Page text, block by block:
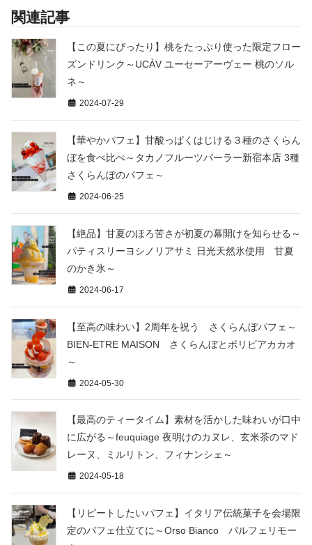
関連記事
【この夏にぴったり】桃をたっぷり使った限定フロー
ズンドリンク～UCÀV ユーセーアーヴェー 桃のソル
ネ～
2024-07-29
【華やかパフェ】甘酸っぱくはじける３種のさくらん
ぼを食べ比べ～タカノフルーツパーラー新宿本店 3種
さくらんぼのパフェ～
2024-06-25
【絶品】甘夏のほろ苦さが初夏の幕開けを知らせる～
パティスリーヨシノリアサミ 日光天然氷使用 甘夏
のかき氷～
2024-06-17
【至高の味わい】2周年を祝う さくらんぼパフェ～
BIEN-ETRE MAISON さくらんぼとボリビアカカオ
～
2024-05-30
【最高のティータイム】素材を活かした味わいが口中
に広がる～feuquiage 夜明けのカヌレ、玄米茶のマド
レーヌ、ミルリトン、フィナンシェ～
2024-05-18
【リピートしたいパフェ】イタリア伝統菓子を会場限
定のパフェ仕立てに～Orso Bianco パルフェリモー